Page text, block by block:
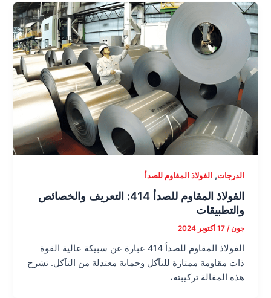
الدرجات, الفولاذ المقاوم للصدأ
الفولاذ المقاوم للصدأ 414: التعريف والخصائص
والتطبيقات
جون/17 أكتوبر 2024
الفولاذ المقاوم للصدأ 414 عبارة عن سبيكة عالية القوة
ذات مقاومة ممتازة للتآكل وحماية معتدلة من التآكل. تشرح
هذه المقالة تركيبته،